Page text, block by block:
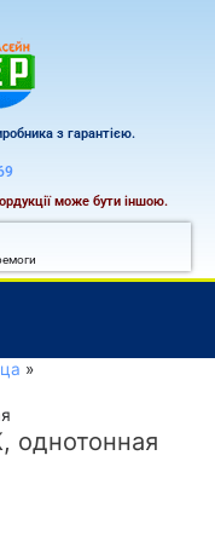
з гарантією.
може бути іншою.
однотонная